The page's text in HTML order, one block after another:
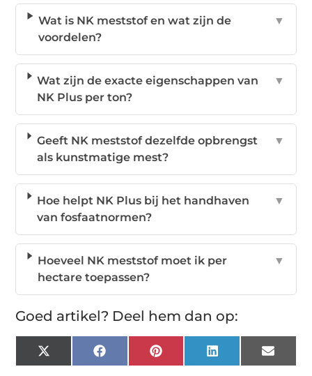
Wat is NK meststof en wat zijn de
voordelen?
▼
Wat zijn de exacte eigenschappen van
NK Plus per ton?
▼
Geeft NK meststof dezelfde opbrengst
als kunstmatige mest?
▼
Hoe helpt NK Plus bij het handhaven
van fosfaatnormen?
▼
Hoeveel NK meststof moet ik per
hectare toepassen?
▼
Goed artikel? Deel hem dan op:
X
(Twitter)
FacebookPinterest LinkedIn Email